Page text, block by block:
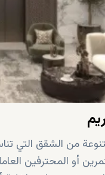
والقيمة طويلة
على الحفاظ على
الراحة الصحية مثل
من الشقق التي
أو المحترفين